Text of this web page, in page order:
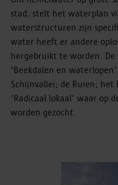
stad, stelt het waterplan
waterstructuren zijn
water heeft er andere
hergebruikt te worden.
'Beekdalen en waterlopen'
Schijnvallei; de Ruien; het
'Radicaal lokaal' waar op
worden gezocht.